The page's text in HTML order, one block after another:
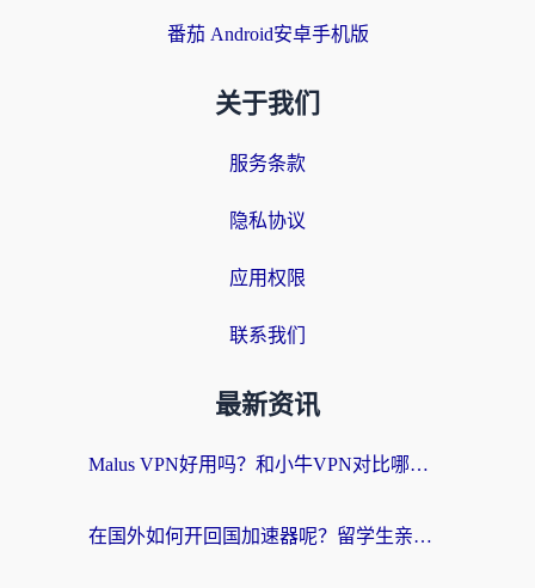
番茄 Android安卓手机版
关于我们
服务条款
隐私协议
应用权限
联系我们
最新资讯
Malus VPN好用吗？和小牛VPN对比哪个回国效果更好？海外党亲测实用指南
在国外如何开回国加速器呢？留学生亲测的无缝访问国内资源指南